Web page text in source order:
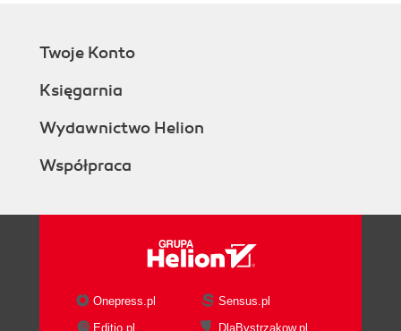
Twoje Konto
Księgarnia
Wydawnictwo Helion
Współpraca
Onepress.pl
Sensus.pl
Editio.pl
DlaBystrzakow.pl